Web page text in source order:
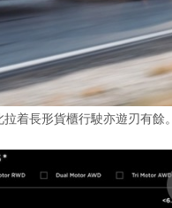
着長形貨櫃行駛亦遊刃有餘。